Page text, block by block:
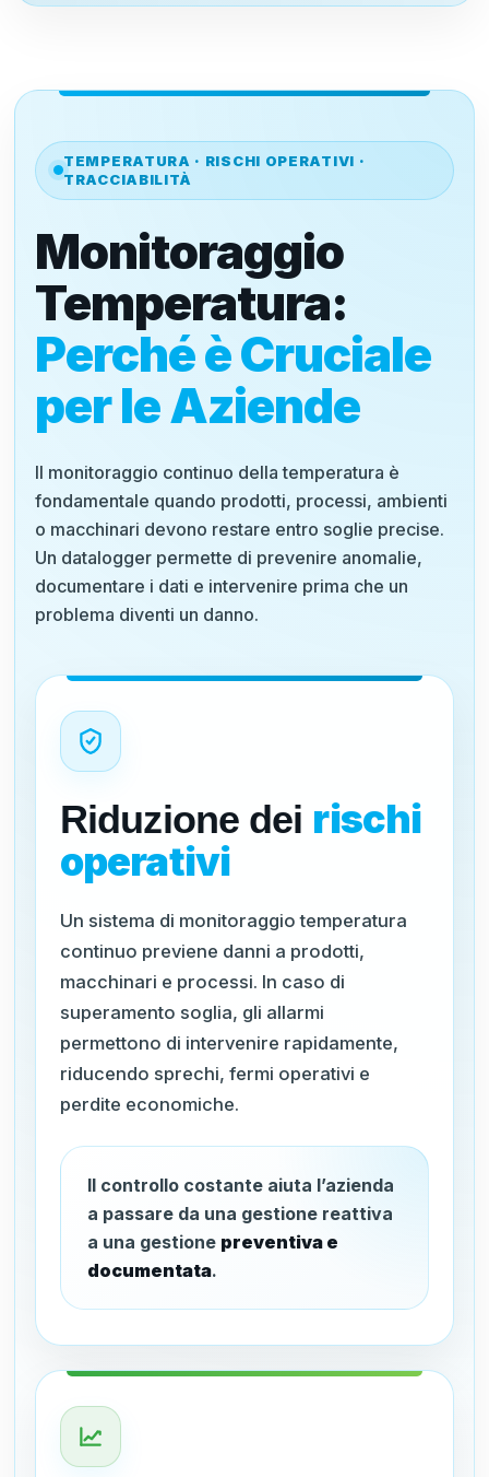
TEMPERATURA · RISCHI OPERATIVI ·
TRACCIABILITÀ
Monitoraggio
Temperatura:
Perché è Cruciale
per le Aziende
Il monitoraggio continuo della temperatura è
fondamentale quando prodotti, processi, ambienti
o macchinari devono restare entro soglie precise.
Un datalogger permette di prevenire anomalie,
documentare i dati e intervenire prima che un
problema diventi un danno.
Riduzione dei rischi
operativi
Un sistema di monitoraggio temperatura
continuo previene danni a prodotti,
macchinari e processi. In caso di
superamento soglia, gli allarmi
permettono di intervenire rapidamente,
riducendo sprechi, fermi operativi e
perdite economiche.
Il controllo costante aiuta l’azienda
a passare da una gestione reattiva
a una gestione preventiva e
documentata.